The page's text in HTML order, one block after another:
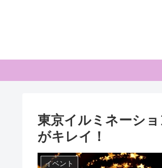
東京イルミネーシ
がキレイ！
イベント